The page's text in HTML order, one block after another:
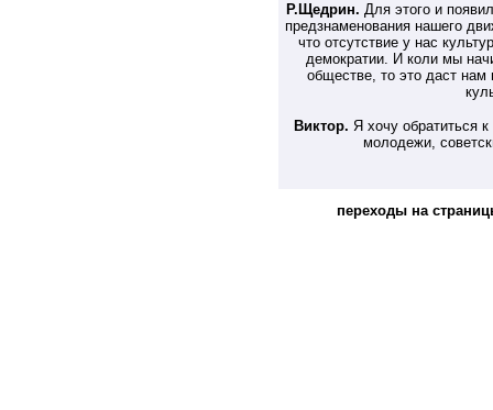
Р.Щедрин. Для этого и
предзнаменования нашего
что отсутствие у нас
демократии. И коли мы
обществе, то это даст нам
Виктор. Я хочу обратиться
молодежи,
переходы на